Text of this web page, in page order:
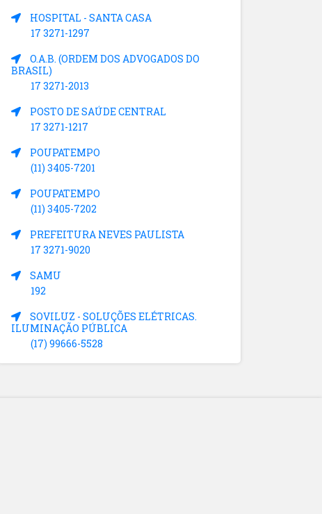
HOSPITAL - SANTA CASA
17 3271-1297
O.A.B. (ORDEM DOS ADVOGADOS DO
BRASIL)
17 3271-2013
POSTO DE SAÚDE CENTRAL
17 3271-1217
POUPATEMPO
(11) 3405-7201
POUPATEMPO
(11) 3405-7202
PREFEITURA NEVES PAULISTA
17 3271-9020
SAMU
192
SOVILUZ - SOLUÇÕES ELÉTRICAS.
ILUMINAÇÃO PÚBLICA
(17) 99666-5528